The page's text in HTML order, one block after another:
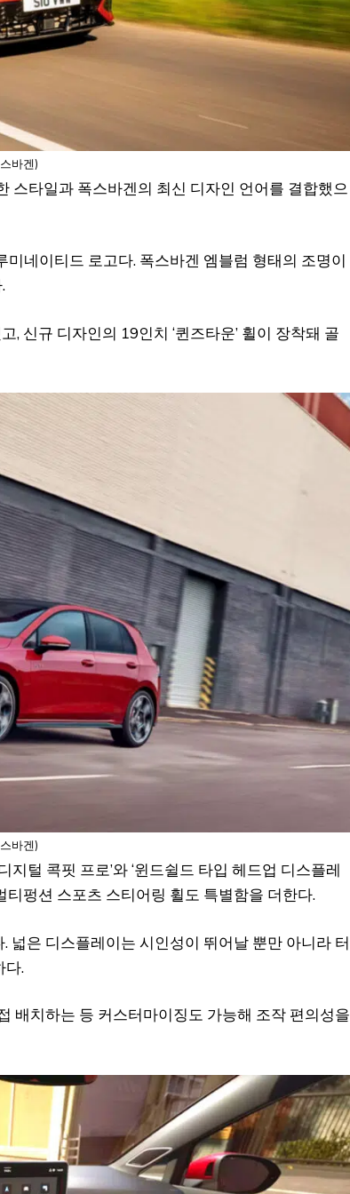
바겐)
스타일과 폭스바겐의 최신 디자인 언어를 결합했으
네이티드 로고다. 폭스바겐 엠블럼 형태의 조명이
신규 디자인의 19인치 ‘퀸즈타운’ 휠이 장착돼 골
바겐)
털 콕핏 프로’와 ‘윈드쉴드 타입 헤드업 디스플레
펑션 스포츠 스티어링 휠도 특별함을 더한다.
은 디스플레이는 시인성이 뛰어날 뿐만 아니라 터
다.
배치하는 등 커스터마이징도 가능해 조작 편의성을